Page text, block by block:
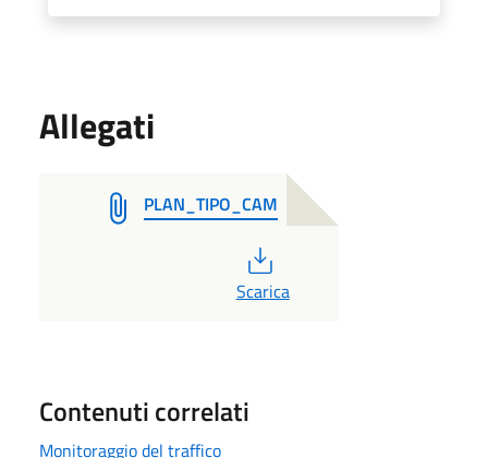
Allegati
PLAN_TIPO_CAM
Scarica
Contenuti correlati
Monitoraggio del traffico